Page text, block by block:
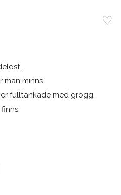
♡
minns.
fulltankade med grogg,